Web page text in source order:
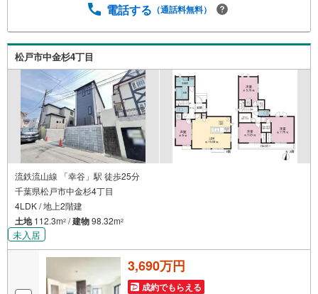
電話する （通話料無料）
松戸市中金杉4丁目
流鉄流山線 「幸谷」駅 徒歩25分
千葉県松戸市中金杉4丁目
4LDK / 地上2階建
土地112.3m2 /建物98.32m2
未入居
3,690万円
成約でもらえる